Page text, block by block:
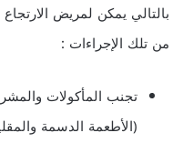
بالتالي يمكن لمريض
من تلك الإجراءات :
تجنب المأكولات
(الأطعمة الدسمة